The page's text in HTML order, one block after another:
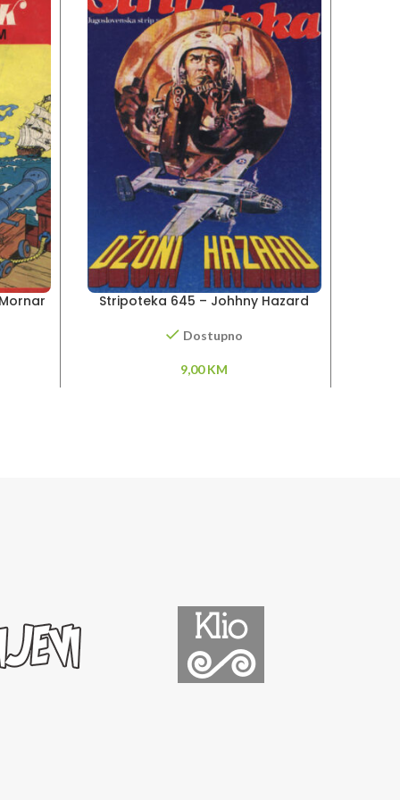
Stripoteka 645 – Johhny Hazard
Dostupno
9,00KM